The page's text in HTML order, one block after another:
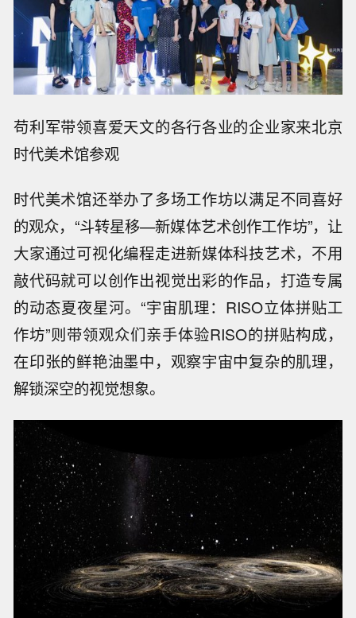
苟利军带领喜爱天文的各行各业的企业家来北京
时代美术馆参观
时代美术馆还举办了多场工作坊以满足不同喜好
的观众，“斗转星移—新媒体艺术创作工作坊”，让
大家通过可视化编程走进新媒体科技艺术，不用
敲代码就可以创作出视觉出彩的作品，打造专属
的动态夏夜星河。“宇宙肌理：RISO立体拼贴工
作坊”则带领观众们亲手体验RISO的拼贴构成，
在印张的鲜艳油墨中，观察宇宙中复杂的肌理，
解锁深空的视觉想象。